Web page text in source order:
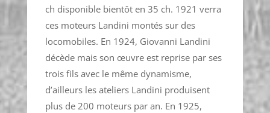
ch disponible bientôt en 35 ch. 1921 verra
ces moteurs Landini montés sur des
locomobiles. En 1924, Giovanni Landini
décède mais son œuvre est reprise par ses
trois fils avec le même dynamisme,
d’ailleurs les ateliers Landini produisent
plus de 200 moteurs par an. En 1925,